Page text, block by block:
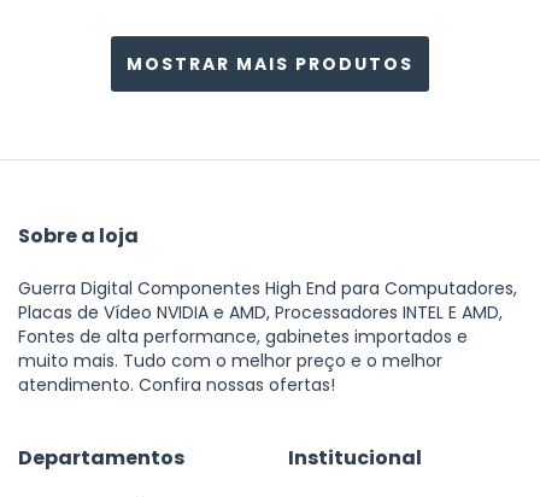
MOSTRAR MAIS PRODUTOS
Sobre a loja
Guerra Digital Componentes High End para Computadores,
Placas de Vídeo NVIDIA e AMD, Processadores INTEL E AMD,
Fontes de alta performance, gabinetes importados e
muito mais. Tudo com o melhor preço e o melhor
atendimento. Confira nossas ofertas!
Departamentos Institucional